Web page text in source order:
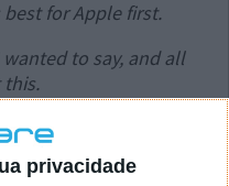
privacidade
for Apple first.
to say, and all
this.
colocará sempre os